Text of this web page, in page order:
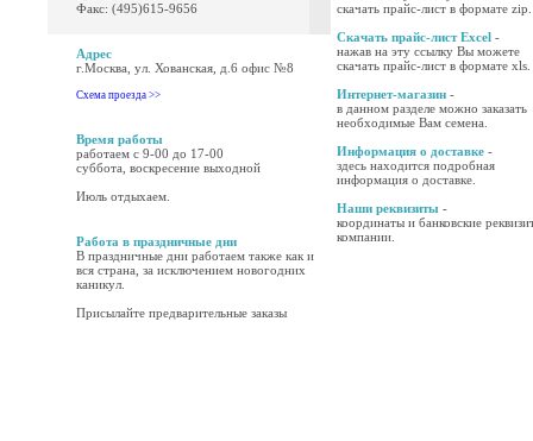
Факс: (495)615-9656
Адрес
г.Москва, ул. Хованская, д.6 офис №8
Схема проезда >>
Время работы
работаем с 9-00 до 17-00
суббота, воскресение выходной
Июль отдыхаем.
Работа в праздничные дни
В праздничные дни работаем также как и
вся страна, за исключением новогодних
каникул.
Присылайте предварительные заказы
скачать прайс-лист в формате zip.
Скачать прайс-лист Excel -
нажав на эту ссылку Вы можете
скачать прайс-лист в формате xls.
Интернет-магазин -
в данном разделе можно заказать
необходимые Вам семена.
Информация о доставке -
здесь находится подробная
информация о доставке.
Наши реквизиты -
координаты и банковские
компании.